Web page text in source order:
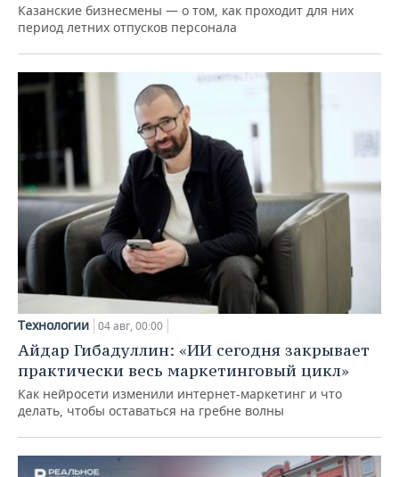
Казанские бизнесмены — о том, как проходит для них
период летних отпусков персонала
Технологии 04 авг, 00:00
Айдар Гибадуллин: «ИИ сегодня закрывает
практически весь маркетинговый цикл»
Как нейросети изменили интернет-маркетинг и что
делать, чтобы оставаться на гребне волны